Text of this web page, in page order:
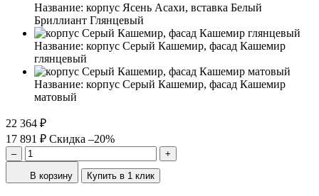
Название: корпус Ясень Асахи, вставка Белый
Бриллиант Глянцевый
Название: корпус Серый Кашемир, фасад Кашемир
глянцевый
Название: корпус Серый Кашемир, фасад Кашемир
матовый
22 364 ₽
17 891 ₽ Скидка –20%
– +
В корзину Купить в 1 клик